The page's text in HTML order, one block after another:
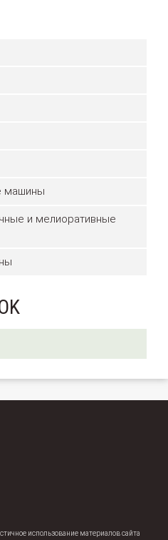
машины
и мелиоративные
использование материалов сайта